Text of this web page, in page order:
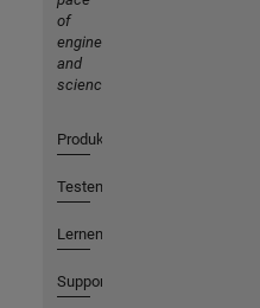
of
engineering
and
science
Produkte
Testen oder Kaufen
Lernen
Support